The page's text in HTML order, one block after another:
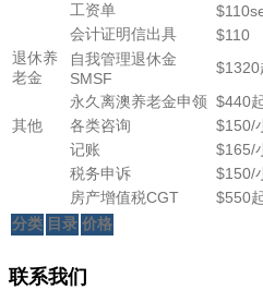
工资单
会计证明信出具
$110
退休养
老金
自我管理退休金
SMSF
$1320
永久离澳养老金申领 $440
其他
各类咨询
$150/
记账
$165/
税务申诉
$150/
房产增值税CGT
$550
分类 目录 价格
联系我们